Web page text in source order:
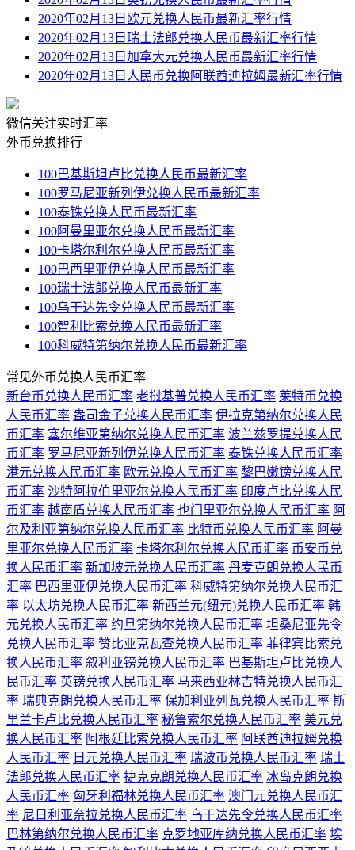
2020年02月13日欧元兑换人民币最新汇率行情
2020年02月13日瑞士法郎兑换人民币最新汇率行情
2020年02月13日加拿大元兑换人民币最新汇率行情
2020年02月13日人民币兑换阿联酋迪拉姆最新汇率行情
微信关注实时汇率
外币兑换排行
100巴基斯坦卢比兑换人民币最新汇率
100罗马尼亚新列伊兑换人民币最新汇率
100泰铢兑换人民币最新汇率
100阿曼里亚尔兑换人民币最新汇率
100卡塔尔利尔兑换人民币最新汇率
100巴西里亚伊兑换人民币最新汇率
100瑞士法郎兑换人民币最新汇率
100乌干达先令兑换人民币最新汇率
100智利比索兑换人民币最新汇率
100科威特第纳尔兑换人民币最新汇率
常见外币兑换人民币汇率
新台币兑换人民币汇率 老挝基普兑换人民币汇率 莱特币兑换
人民币汇率 盎司金子兑换人民币汇率 伊拉克第纳尔兑换人民
币汇率 塞尔维亚第纳尔兑换人民币汇率 波兰兹罗提兑换人民
币汇率 罗马尼亚新列伊兑换人民币汇率 泰铢兑换人民币汇率
港元兑换人民币汇率 欧元兑换人民币汇率 黎巴嫩镑兑换人民
币汇率 沙特阿拉伯里亚尔兑换人民币汇率 印度卢比兑换人民
币汇率 越南盾兑换人民币汇率 也门里亚尔兑换人民币汇率 阿
尔及利亚第纳尔兑换人民币汇率 比特币兑换人民币汇率 阿曼
里亚尔兑换人民币汇率 卡塔尔利尔兑换人民币汇率 币安币兑
换人民币汇率 新加坡元兑换人民币汇率 丹麦克朗兑换人民币
汇率 巴西里亚伊兑换人民币汇率 科威特第纳尔兑换人民币汇
率 以太坊兑换人民币汇率 新西兰元(纽元)兑换人民币汇率 韩
元兑换人民币汇率 约旦第纳尔兑换人民币汇率 坦桑尼亚先令
兑换人民币汇率 赞比亚克瓦查兑换人民币汇率 菲律宾比索兑
换人民币汇率 叙利亚镑兑换人民币汇率 巴基斯坦卢比兑换人
民币汇率 英镑兑换人民币汇率 马来西亚林吉特兑换人民币汇
率 瑞典克朗兑换人民币汇率 保加利亚列瓦兑换人民币汇率 斯
里兰卡卢比兑换人民币汇率 秘鲁索尔兑换人民币汇率 美元兑
换人民币汇率 阿根廷比索兑换人民币汇率 阿联酋迪拉姆兑换
人民币汇率 日元兑换人民币汇率 瑞波币兑换人民币汇率 瑞士
法郎兑换人民币汇率 捷克克朗兑换人民币汇率 冰岛克朗兑换
人民币汇率 匈牙利福林兑换人民币汇率 澳门元兑换人民币汇
率 尼日利亚奈拉兑换人民币汇率 乌干达先令兑换人民币汇率
巴林第纳尔兑换人民币汇率 克罗地亚库纳兑换人民币汇率 埃